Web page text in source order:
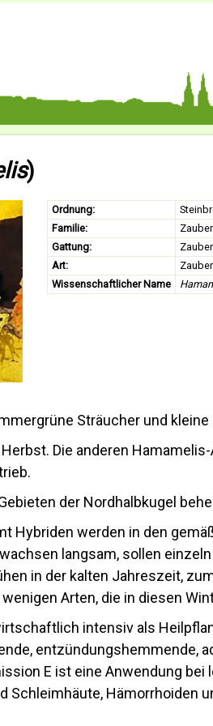
)
Ordnung:
Familie:
Gattung:
Art:
Wissenschaftlicher Name
Sträucher und kleine
Die anderen
der Nordhalbkugel
Hybriden werden in den
langsam, sollen
in der kalten Jahreszeit,
Arten, die in diesen
intensiv als
entzündungshemmende,
E ist eine Anwendung
Schleimhäute, Hämorrhoiden